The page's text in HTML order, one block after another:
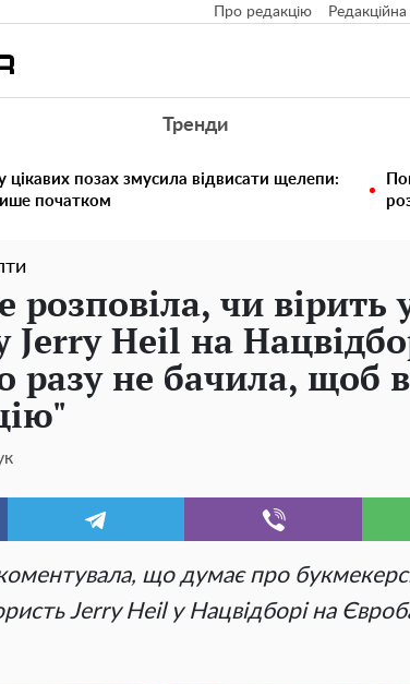
Про редакцію
Тренди
цікавих позах змусила відвисати щелепи:
початком
розповіла, чи вірить
Jerry Heil на
разу не бачила, щоб
що думає про
Jerry Heil у Нацвідборі на